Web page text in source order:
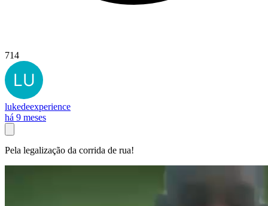
714
lukedeexperience
há 9 meses
Pela legalização da corrida de rua!